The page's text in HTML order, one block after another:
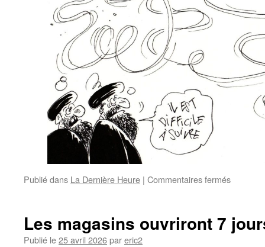
Publié dans La Dernière Heure | Commentaires fermés
Les magasins ouvriront 7
Publié le25 avril 2026pareric2